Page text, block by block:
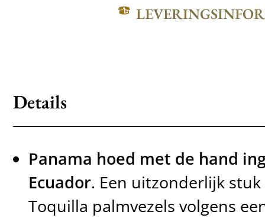
Details
Panama hoed met de hand
Ecuador. Een uitzonderlijk
Toquilla palmvezels volgens